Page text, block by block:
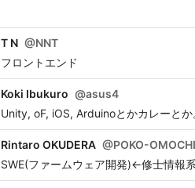
T N @NNT
フロントエンド
Koki Ibukuro @asus4
Unity, oF, iOS, Arduinoとかカレーとか
Rintaro OKUDERA @POKO-OMOCHI
SWE(ファームウェア開発)←修士情報